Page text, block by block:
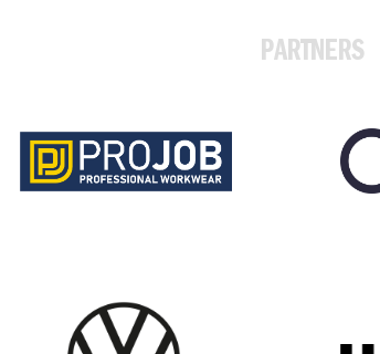
PARTNERS